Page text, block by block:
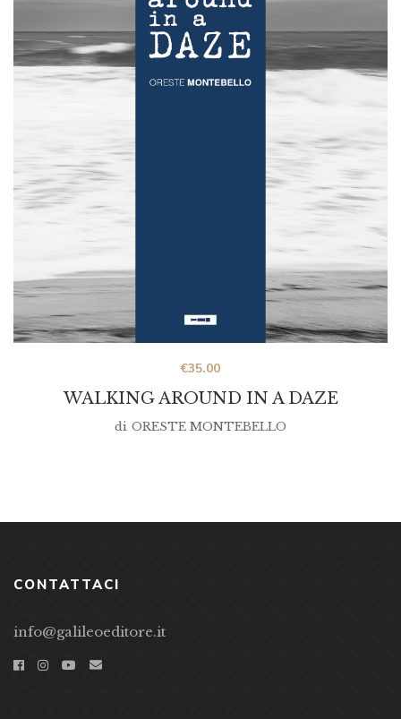
WALKING AROUND IN A DAZE
€35.00
di ORESTE MONTEBELLO
CONTATTACI
info@galileoeditore.it